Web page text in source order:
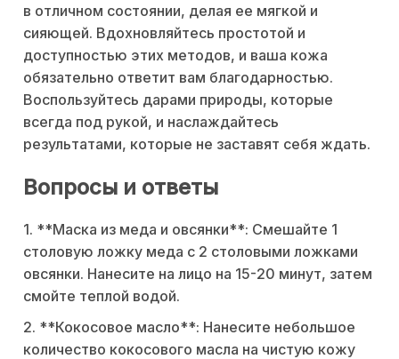
в отличном состоянии, делая ее мягкой и
сияющей. Вдохновляйтесь простотой и
доступностью этих методов, и ваша кожа
обязательно ответит вам благодарностью.
Воспользуйтесь дарами природы, которые
всегда под рукой, и наслаждайтесь
результатами, которые не заставят себя ждать.
Вопросы и ответы
1. **Маска из меда и овсянки**: Смешайте 1
столовую ложку меда с 2 столовыми ложками
овсянки. Нанесите на лицо на 15-20 минут, затем
смойте теплой водой.
2. **Кокосовое масло**: Нанесите небольшое
количество кокосового масла на чистую кожу